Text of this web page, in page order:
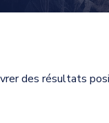
des résultats